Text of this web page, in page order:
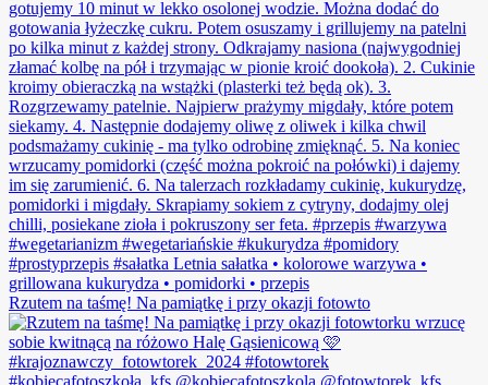
Rzutem na taśmę! Na pamiątkę i przy okazji fotowto